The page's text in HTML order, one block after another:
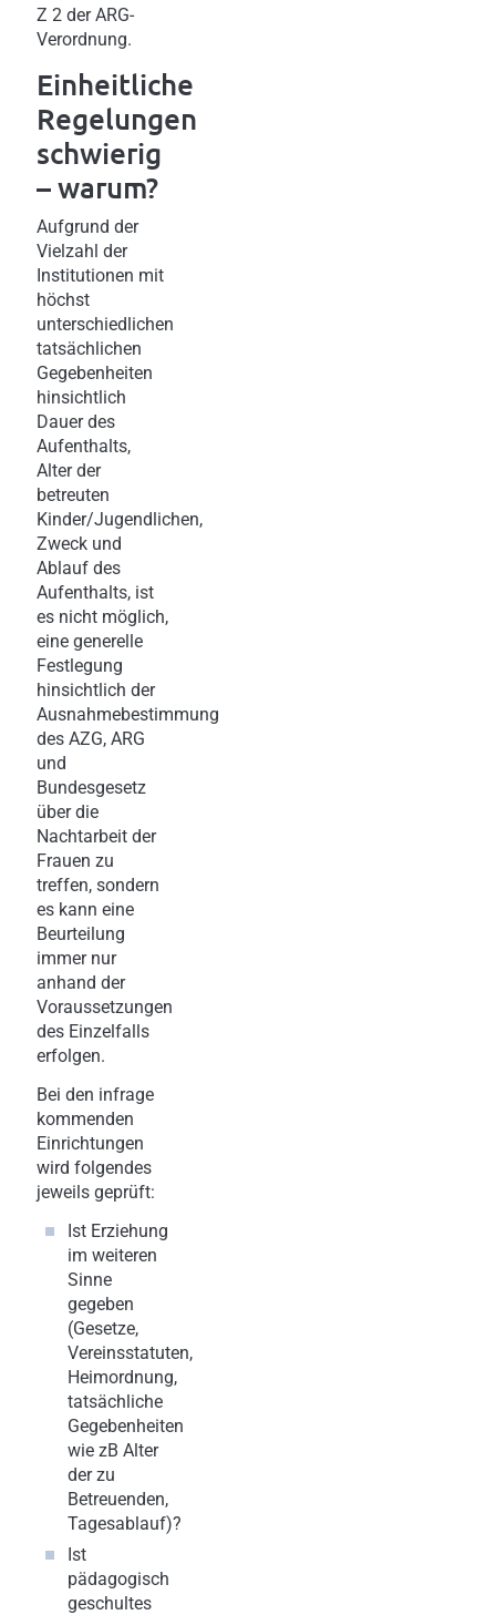
Z 2 der ARG-
Verordnung.
Einheitliche
Regelungen
schwierig
– warum?
Aufgrund der
Vielzahl der
Institutionen mit
höchst
unterschiedlichen
tatsächlichen
Gegebenheiten
hinsichtlich
Dauer des
Aufenthalts,
Alter der
betreuten
Kinder/Jugendlichen,
Zweck und
Ablauf des
Aufenthalts, ist
es nicht möglich,
eine generelle
Festlegung
hinsichtlich der
Ausnahmebestimmung
des AZG, ARG
und
Bundesgesetz
über die
Nachtarbeit der
Frauen zu
treffen, sondern
es kann eine
Beurteilung
immer nur
anhand der
Voraussetzungen
des Einzelfalls
erfolgen.
Bei den infrage
kommenden
Einrichtungen
wird folgendes
jeweils geprüft:
Ist Erziehung
im weiteren
Sinne
gegeben
(Gesetze,
Vereinsstatuten,
Heimordnung,
tatsächliche
Gegebenheiten
wie zB Alter
der zu
Betreuenden,
Tagesablauf)?
Ist
pädagogisch
geschultes